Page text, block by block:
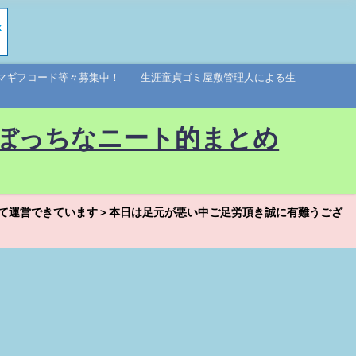
ギフコード等々募集中！ 生涯童貞ゴミ屋敷管理人による生
ちなニート的まとめ
営できています＞本日は足元が悪い中ご足労頂き誠に有難うござ